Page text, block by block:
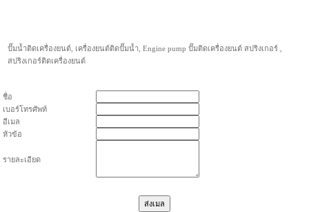
ปั๊มน้ำติดเครื่องยนต์, เครื่องยนต์ติดปั๊มน้ำ, Engine pump ปั๊มติดเครื่องยนต์ สปริงเกอร์ ,
สปริงเกอร์ติดเครื่องยนต์
ชื่อ
เบอร์โทรศัพท์
อีเมล
หัวข้อ
รายละเอียด